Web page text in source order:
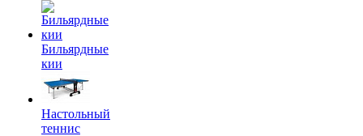
Бильярдные
кии
Настольный
теннис